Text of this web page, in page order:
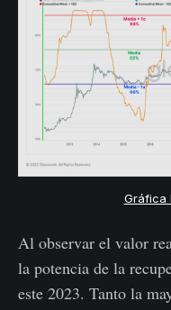
Gráfica
Al observar el valor
la potencia de la
este 2023. Tanto la